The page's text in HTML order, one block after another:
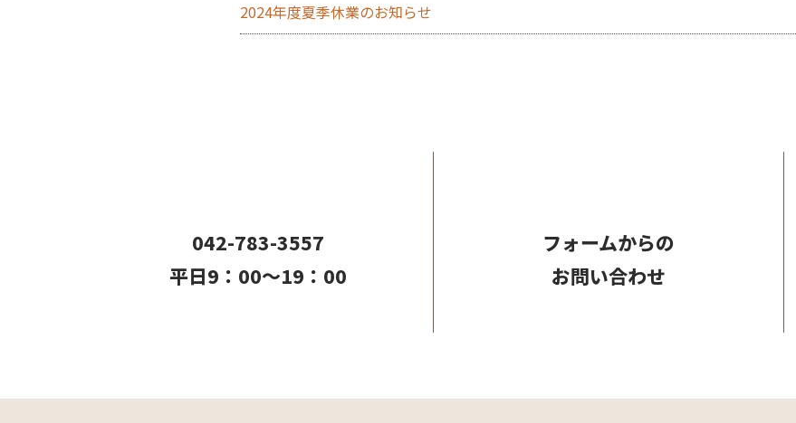
2024年度夏季休業のお知らせ
042-783-3557
平日9：00〜19：00
フォームからの
お問い合わせ